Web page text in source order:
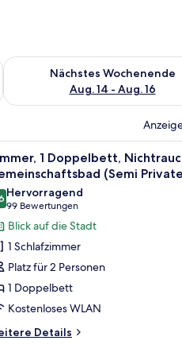
Aug. 7 - Aug. 9.
Nächstes Wochenende
Aug. 14 - Aug. 16
Überprüfe die Verfügbarkeit
integriertem
5
1 Doppelbett,
(Semi
von 10
Hervorragend
99 Bewertungen
(99
Bewertungen)
Blick auf die Stadt
1 Schlafzimmer
Platz für 2 Personen
1 Doppelbett
Kostenloses WLAN
Details